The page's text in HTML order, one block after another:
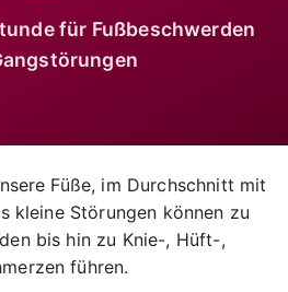
für Fußbeschwerden
Füße, im Durchschnitt mit
kleine Störungen können zu
bis hin zu Knie-, Hüft-,
führen.